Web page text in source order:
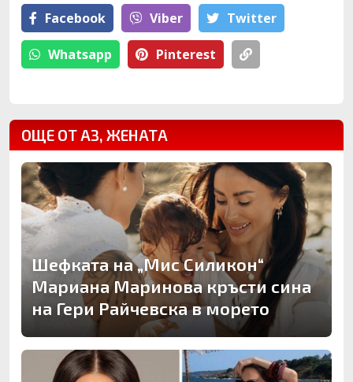
Facebook Viber Тwitter
Whatsapp Pinterest
ОЩЕ ОТ АЗ, ЖЕНАТА
Шефката на „Мис Силикон“
Мариана Маринова кръсти сина
на Гери Райчевска в морето